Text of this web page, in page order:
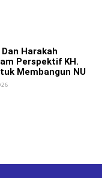
Harakah
Perspektif KH.
Membangun NU